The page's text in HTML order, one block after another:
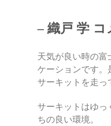
– 織戸 学 コ
天気が良い時の富
ケーションです。
サーキットを走っ
サーキットはゆっ
ちの良い環境。